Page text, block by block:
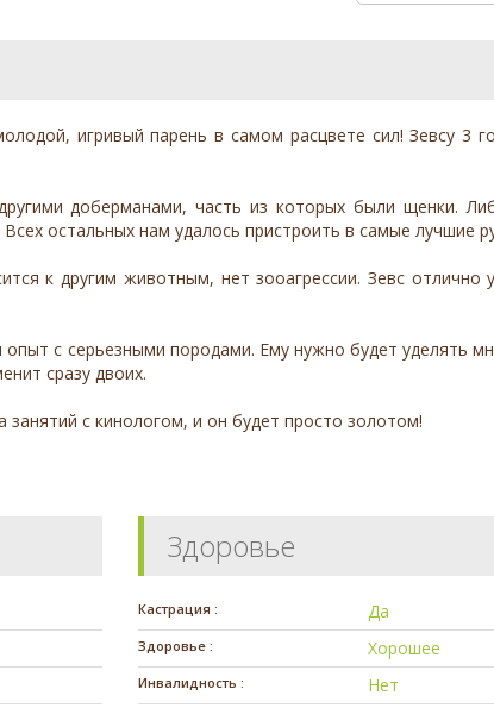
игривый парень в самом расцвете сил! Зевсу 3
доберманами, часть из которых были щенки.
остальных нам удалось пристроить в самые лучшие
к другим животным, нет зооагрессии. Зевс отлично
с серьезными породами. Ему нужно будет уделять
сразу двоих.
с кинологом, и он будет просто золотом!
Здоровье
Кастрация : Да
Здоровье : Хорошее
Инвалидность : Нет